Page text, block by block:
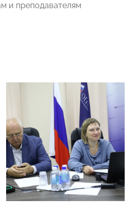
и преподавателям